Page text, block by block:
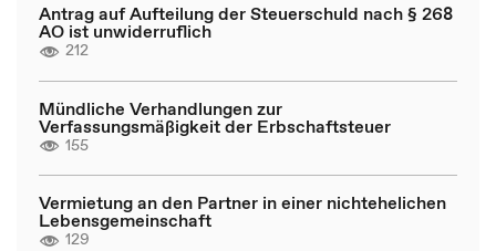
Antrag auf Aufteilung der Steuerschuld nach § 268
AO ist unwiderruflich
212
Mündliche Verhandlungen zur
Verfassungsmäßigkeit der Erbschaftsteuer
155
Vermietung an den Partner in einer nichtehelichen
Lebensgemeinschaft
129